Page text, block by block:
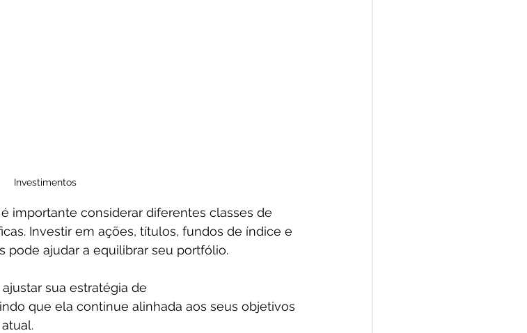
Investimentos
importante considerar diferentes classes de
Investir em ações, títulos, fundos de índice e
pode ajudar a equilibrar seu portfólio.
sua estratégia de
que ela continue alinhada aos seus objetivos